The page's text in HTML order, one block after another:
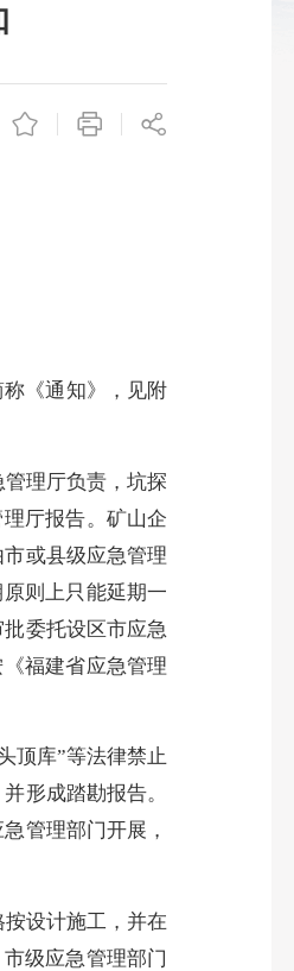
《通知》，见附
理厅负责，坑探
厅报告。矿山企
或县级应急管理
则上只能延期一
委托设区市应急
福建省应急管理
顶库”等法律禁止
形成踏勘报告。
管理部门开展，
设计施工，并在
级应急管理部门